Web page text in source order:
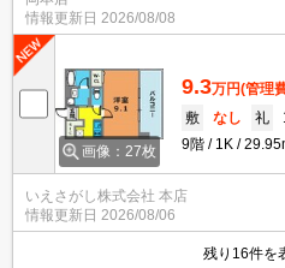
可能になりますので気になる物件
情報更新日 2026/08/08
画像：27枚
9.3万円(管理
敷
なし 礼
9階
1K
いえさがし株式会社 本店
情報更新日 2026/08/06
残り16件を